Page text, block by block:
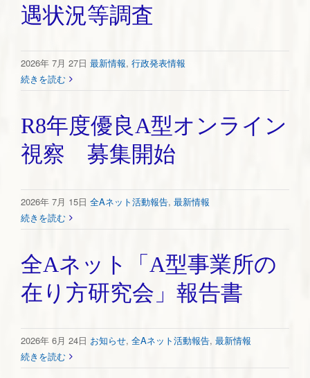
遇状況等調査
2026年 7月 27日 最新情報, 行政発表情報
続きを読む
R8年度優良A型オンライン
視察 募集開始
2026年 7月 15日 全Aネット活動報告, 最新情報
続きを読む
全Aネット「A型事業所の
在り方研究会」報告書
2026年 6月 24日 お知らせ, 全Aネット活動報告, 最新情報
続きを読む